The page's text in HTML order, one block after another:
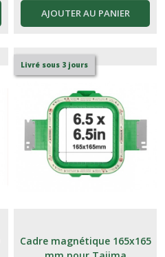
AJOUTER AU PANIER
Livré sous 3 jours
Cadre magnétique 165x165